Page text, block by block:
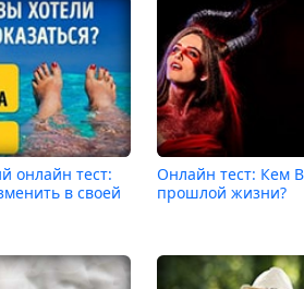
онлайн тест:
в своей
Онлайн тест: Кем
прошлой жизни?